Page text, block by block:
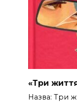
«Три
Назва: Три